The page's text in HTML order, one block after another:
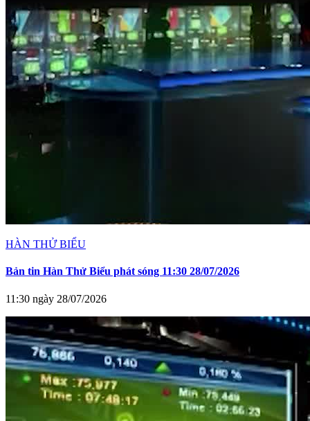
HÀN THỬ BIỂU
Bản tin Hàn Thử Biểu phát sóng 11:30 28/07/2026
11:30 ngày 28/07/2026